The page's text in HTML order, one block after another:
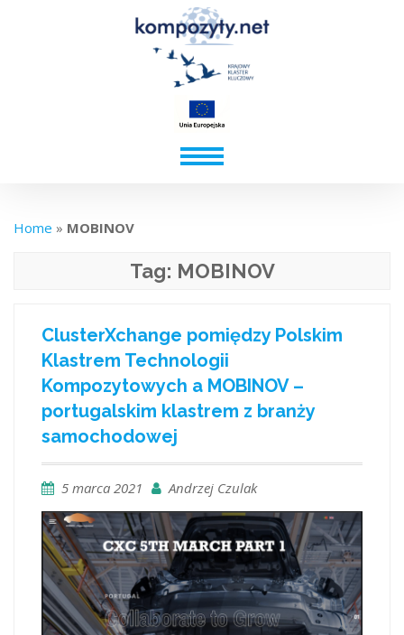
Home » MOBINOV
Tag: MOBINOV
ClusterXchange pomiędzy Polskim
Klastrem Technologii
Kompozytowych a MOBINOV –
portugalskim klastrem z branży
samochodowej
5 marca 2021 Andrzej Czulak